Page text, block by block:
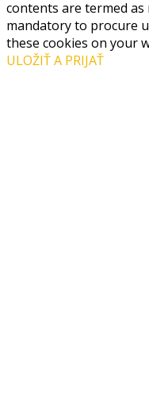
contents are termed as
mandatory to procure
these cookies on your
ULOŽIŤ A PRIJAŤ